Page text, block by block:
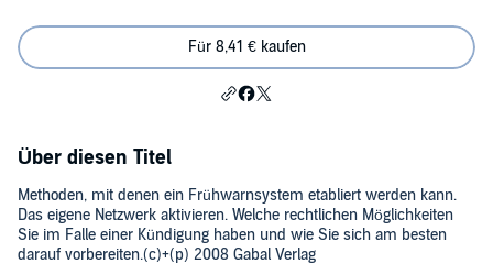
Für 8,41 € kaufen
Über diesen Titel
Methoden, mit denen ein Frühwarnsystem etabliert werden kann.
Das eigene Netzwerk aktivieren. Welche rechtlichen Möglichkeiten
Sie im Falle einer Kündigung haben und wie Sie sich am besten
darauf vorbereiten.(c)+(p) 2008 Gabal Verlag